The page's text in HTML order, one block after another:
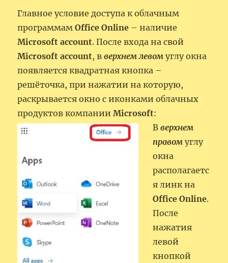
Главное условие доступа к облачным
программамOffice Online – наличие
Microsoft account. После входа на свой
Microsoft account, в верхнем левом углу окна
появляется квадратная кнопка –
решёточка, при нажатии на которую,
раскрывается окно с иконками облачных
продуктов компанииMicrosoft:
Вверхнем
правом углу
окна
располагаетс
я линк на
Office Online.
После
нажатия
левой
кнопкой